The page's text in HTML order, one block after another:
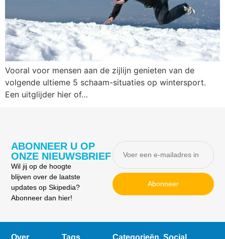
Vooral voor mensen aan de zijlijn genieten van de
volgende ultieme 5 schaam-situaties op wintersport.
Een uitglijder hier of…
ABONNEER U OP
ONZE NIEUWSBRIEF
Wil jij op de hoogte
blijven over de laatste
updates op Skipedia?
Abonneer dan hier!
Abonneer
Over Tags Categorieën Social